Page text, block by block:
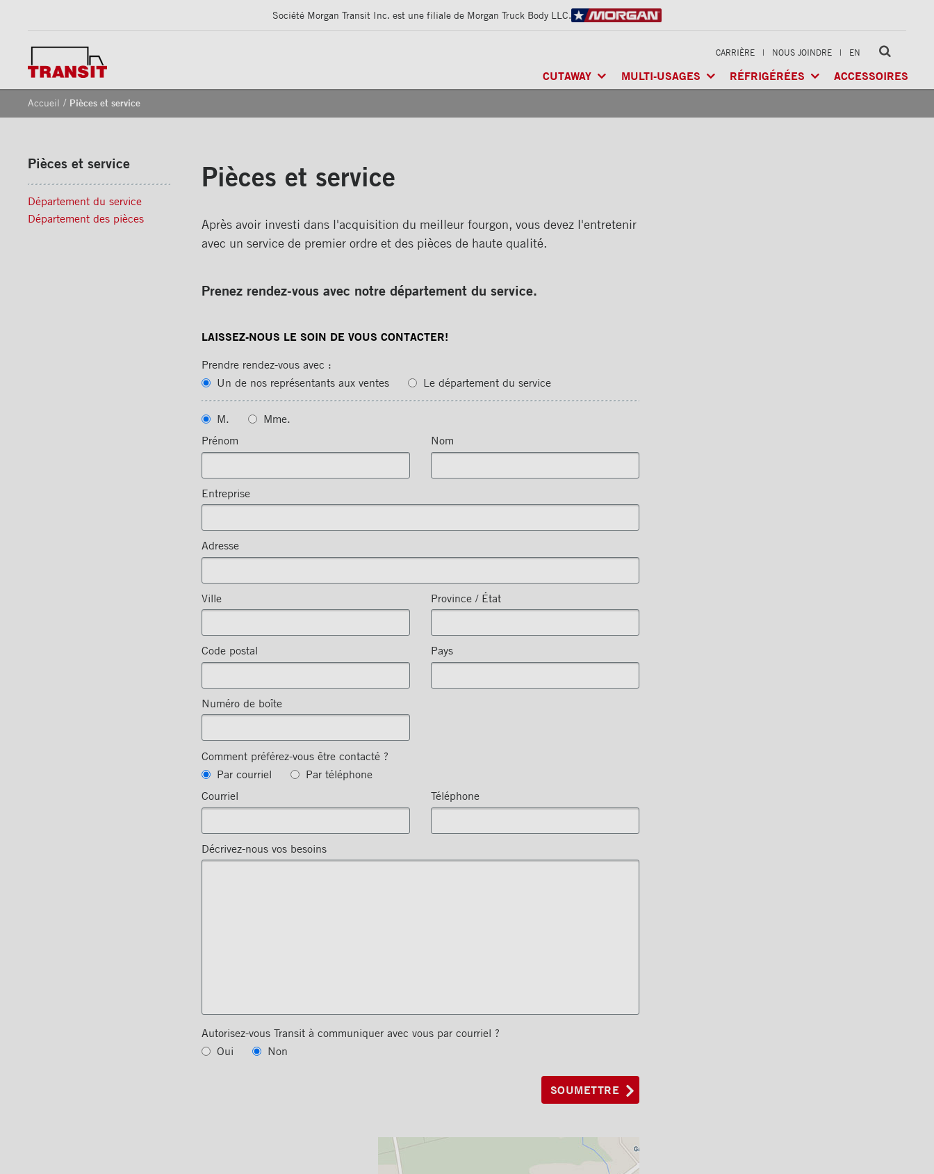
Société Morgan Transit Inc. est une filiale de Morgan Truck Body LLC.
CARRIÈRE | NOUS JOINDRE | EN
CUTAWAY MULTI-USAGES RÉFRIGÉRÉES ACCESSOIRES
Accueil / Pièces et service
Pièces et service
Département du service
Département des pièces
Pièces et service
Après avoir investi dans l'acquisition du meilleur fourgon, vous devez l'entretenir
avec un service de premier ordre et des pièces de haute qualité.
Prenez rendez-vous avec notre département du service.
LAISSEZ-NOUS LE SOIN DE VOUS CONTACTER!
Prendre rendez-vous avec :
Un de nos représentants aux ventes
Le département du service
M.
Mme.
Prénom
Nom
Entreprise
Adresse
Ville Province / État
Code postal Pays
Numéro de boîte
Comment préférez-vous être contacté ?
Par courriel
Par téléphone
Courriel
Téléphone
Décrivez-nous vos besoins
Autorisez-vous Transit à communiquer avec vous par courriel ?
Oui
Non
SOUMETTRE